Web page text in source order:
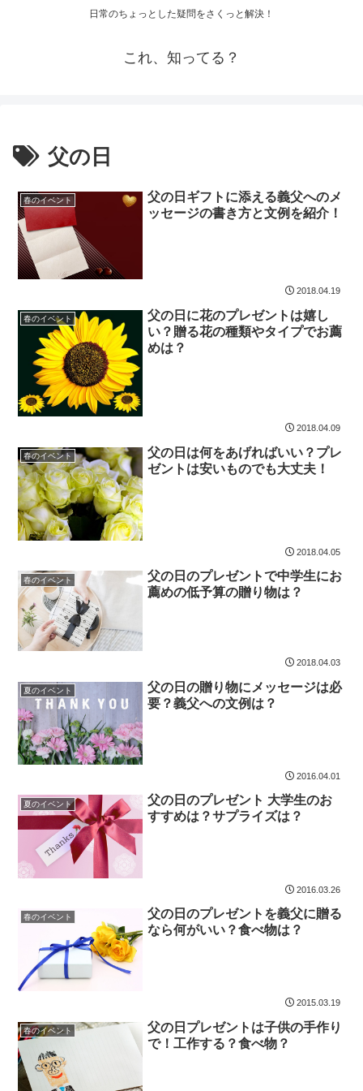
日常のちょっとした疑問をさくっと解決！
これ、知ってる？
父の日
春のイベント
父の日ギフトに添える義父へのメ
ッセージの書き方と文例を紹介！
2018.04.19
春のイベント
父の日に花のプレゼントは嬉し
い？贈る花の種類やタイプでお薦
めは？
2018.04.09
春のイベント
父の日は何をあげればいい？プレ
ゼントは安いものでも大丈夫！
2018.04.05
春のイベント
父の日のプレゼントで中学生にお
薦めの低予算の贈り物は？
2018.04.03
夏のイベント
父の日の贈り物にメッセージは必
要？義父への文例は？
2016.04.01
夏のイベント
父の日のプレゼント 大学生のお
すすめは？サプライズは？
2016.03.26
春のイベント
父の日のプレゼントを義父に贈る
なら何がいい？食べ物は？
2015.03.19
春のイベント
父の日プレゼントは子供の手作り
で！工作する？食べ物？